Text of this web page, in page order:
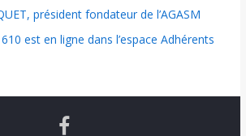
président fondateur de l’AGASM
est en ligne dans l’espace Adhérents